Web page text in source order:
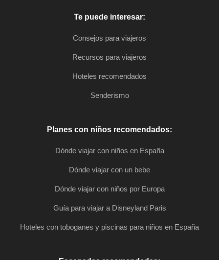
Te puede interesar:
Consejos para viajeros
Recursos para viajeros
Hoteles recomendados
Senderismo
Planes con niños recomendados:
Dónde viajar con niños en España
Dónde viajar con un bebe
Dónde viajar con niños por Europa
Guía para viajar a Disneyland Paris
Hoteles con toboganes y piscinas para niños en España